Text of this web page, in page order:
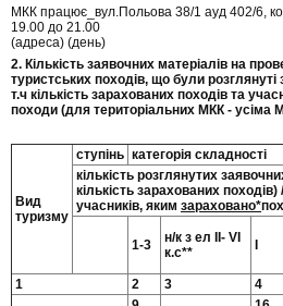
МКК працює_вул.Польова 38/1 ауд 402/6,
19.00 до 21.00
(адреса) (день)
2. Кількість заявочних матеріалів на
туристських походів, що були
т.ч кількість зарахованих походів та
походи (для територіальних МКК - усіма
Вид
туризму
ступінь категорія складності
кількість розглянутих
кількість зарахованих
учасників, яким зараховано*
1-3
н/к з ел ІІ- VI
к.с**
1
2 3 4